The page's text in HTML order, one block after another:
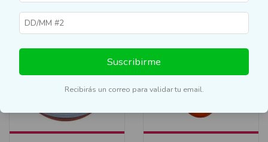
29%
Suscribirme
Recibirás un correo para validar tu email.